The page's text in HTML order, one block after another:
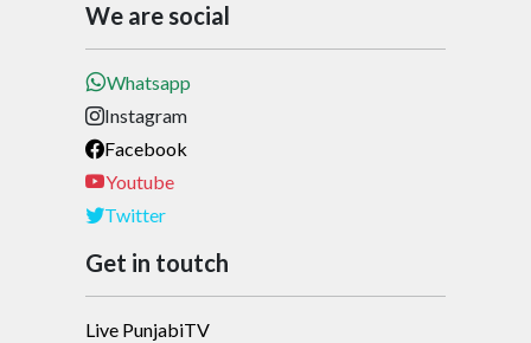
We are social
Whatsapp
Instagram
Facebook
Youtube
Twitter
Get in toutch
Live PunjabiTV